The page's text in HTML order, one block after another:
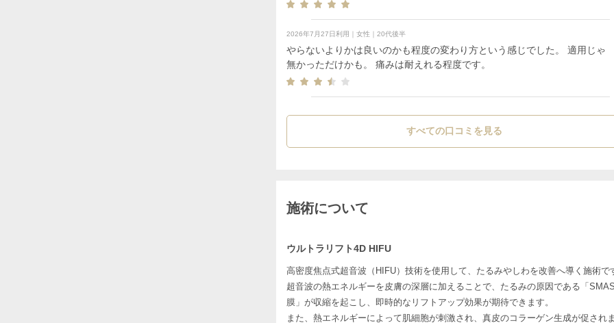
2026年7月27日利用｜女性｜20代後半
やらないよりかは良いのかも程度の変わり方という感じでした。 適用じゃ
無かっただけかも。 痛みは耐えれる程度です。
すべての口コミを見る
施術について
ウルトラリフト4D HIFU
高密度焦点式超音波（HIFU）技術を使用して、たるみやしわを改善へ導く施術で
超音波の熱エネルギーを皮膚の深層に加えることで、たるみの原因である「
膜」が収縮を起こし、即時的なリフトアップ効果が期待できます。
また、熱エネルギーによって肌細胞が刺激され、真皮のコラーゲン生成が促され